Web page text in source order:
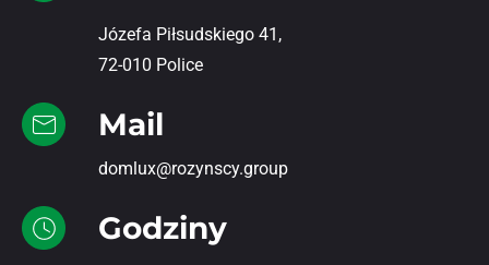
Józefa Piłsudskiego 41,
72-010 Police
Mail
domlux@rozynscy.group
Godziny